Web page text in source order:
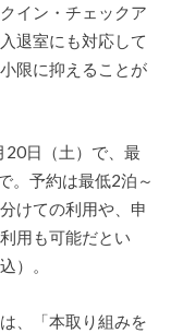
イン・チェックア
退室にも対応して
限に抑えることが
20日（土）で、最
。予約は最低2泊～
けての利用や、申
用も可能だとい
）。
、「本取り組みを